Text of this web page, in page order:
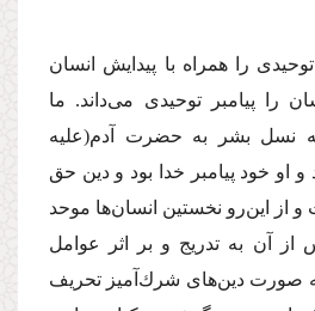
را همراه با پیدایش انسان
را پیامبر توحیدى مى‌داند. ما
كه نسل بشر به حضرت آدم(علیه
او خود پیامبر خدا بود و دین حق
و از این‌رو نخستین انسان‌ها موحد
از آن به تدریج و بر اثر عوامل
صورت دین‌هاى شرك‌آمیز تحریف